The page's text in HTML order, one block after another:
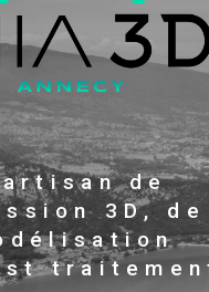
de
3D, de